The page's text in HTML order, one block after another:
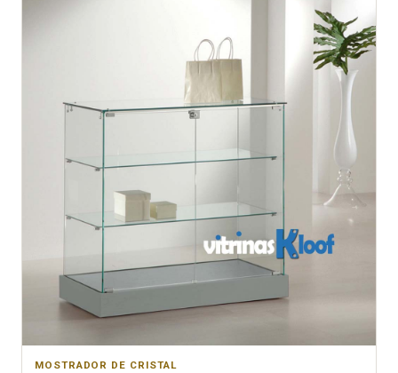
MOSTRADOR DE CRISTAL